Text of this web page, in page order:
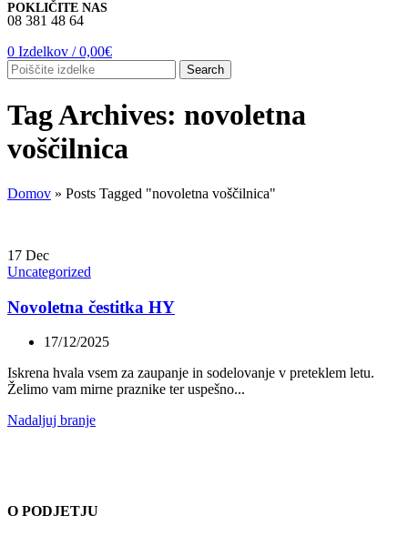
POKLIČITE NAS
08 381 48 64
0 Izdelkov / 0,00€
Search
Tag Archives: novoletna
voščilnica
Domov » Posts Tagged "novoletna voščilnica"
17 Dec
Uncategorized
Novoletna čestitka HY
17/12/2025
Iskrena hvala vsem za zaupanje in sodelovanje v preteklem letu.
Želimo vam mirne praznike ter uspešno...
Nadaljuj branje
O PODJETJU